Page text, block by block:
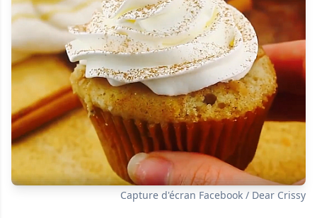
Capture d'écran Facebook / Dear Crissy